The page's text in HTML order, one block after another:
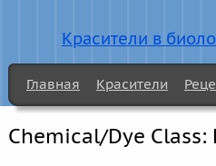
Красители в
Главная Красители
Chemical/Dye